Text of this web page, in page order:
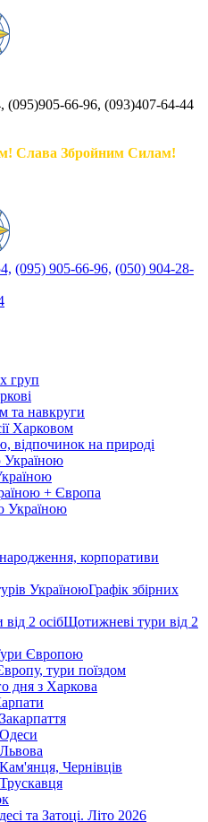
(095)905-66-96, (093)407-64-44
Слава Збройним Силам!
(095) 905-66-96, (050) 904-28-
груп
та навкруги
Харковом
відпочинок на природі
Україною
+ Європа
Україною
корпоративи
Графік збірних
Щотижневі тури від 2
Європою
тури поїздом
дня з Харкова
Чернівців